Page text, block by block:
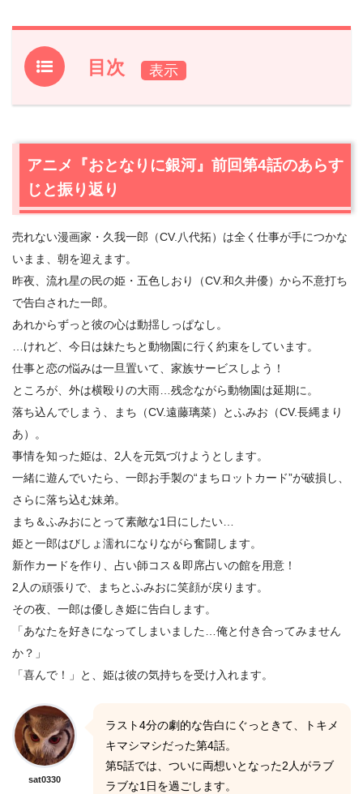
目次
1.アニメ『おとなりに銀河』前回第4話のあらすじと振り返
【ネタバレあり】アニメ『おとなりに銀河』第5話あら
すじと感想
2.1 いざ、リベンジ動物園へ！
ち。
2.3うぶらぶすぎてバレバレ…妹たちに交際がバレる！？
2.4私にも久我さんの時間をわけてもらえませんか？
2.5キリンを愛でながら、最高の気分で初手つなぎ！
2.6“キリンのような美うなじ”に触れたい…ナデナデした幸
せな夜。
3. アニメ『おとなりに銀河』の次回に期待するもの
アニメ『おとなりに銀河』前回第4話のあらす
じと振り返り
売れない漫画家・久我一郎（CV.八代拓）は全く仕事が手につかな
いまま、朝を迎えます。
昨夜、流れ星の民の姫・五色しおり（CV.和久井優）から不意打ち
で告白された一郎。
あれからずっと彼の心は動揺しっぱなし。
…けれど、今日は妹たちと動物園に行く約束をしています。
仕事と恋の悩みは一旦置いて、家族サービスしよう！
ところが、外は横殴りの大雨…残念ながら動物園は延期に。
落ち込んでしまう、まち（CV.遠藤璃菜）とふみお（CV.長縄まり
あ）。
事情を知った姫は、2人を元気づけようとします。
一緒に遊んでいたら、一郎お手製の“まちロットカード”が破損し、
さらに落ち込む妹弟。
まち＆ふみおにとって素敵な1日にしたい…
姫と一郎はびしょ濡れになりながら奮闘します。
新作カードを作り、占い師コス＆即席占いの館を用意！
2人の頑張りで、まちとふみおに笑顔が戻ります。
その夜、一郎は優しき姫に告白します。
「あなたを好きになってしまいました…俺と付き合ってみません
か？」
「喜んで！」と、姫は彼の気持ちを受け入れます。
sat0330
ラスト4分の劇的な告白にぐっときて、トキメ
キマシマシだった第4話。
第5話では、ついに両想いとなった2人がラブ
ラブな1日を過ごします。